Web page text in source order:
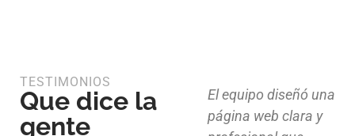
TESTIMONIOS
Que dice la
gente
Diseño limpio,
estructura funcional
El equipo diseñó una
página web clara y